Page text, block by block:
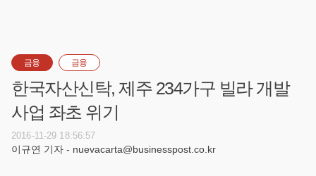
금융 금융
한국자산신탁, 제주 234가구 빌라 개발
사업 좌초 위기
2016-11-29 18:56:57
이규연 기자 - nuevacarta@businesspost.co.kr